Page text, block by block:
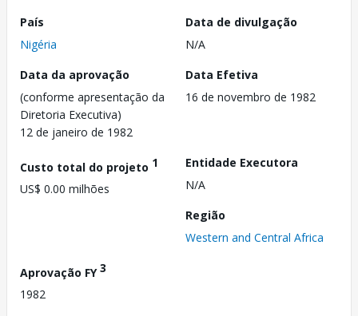
País
Nigéria
Data de divulgação
N/A
Data da aprovação
(conforme apresentação da
Diretoria Executiva)
12 de janeiro de 1982
Data Efetiva
16 de novembro de 1982
Custo total do projeto 1
US$ 0.00 milhões
Entidade Executora
N/A
Região
Western and Central Africa
Aprovação FY3
1982